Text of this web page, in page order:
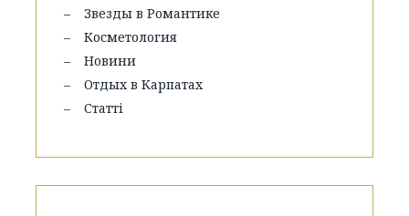
Звезды в Романтике
Косметология
Новини
Отдых в Карпатах
Статті